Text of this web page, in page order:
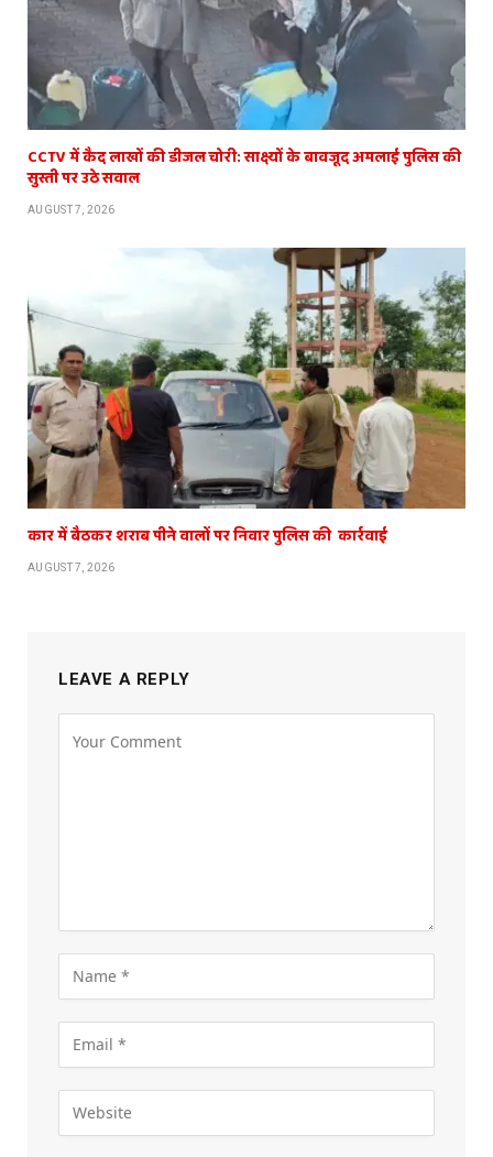
CCTV में कैद लाखों की डीजल चोरी: साक्ष्यों के बावजूद अमलाई पुलिस की
सुस्ती पर उठे सवाल
AUGUST 7, 2026
कार में बैठकर शराब पीने वालों पर निवार पुलिस की कार्रवाई
AUGUST 7, 2026
LEAVE A REPLY